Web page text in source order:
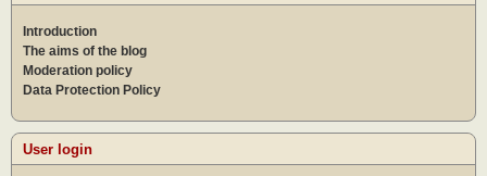
Introduction
The aims of the blog
Moderation policy
Data Protection Policy
User login